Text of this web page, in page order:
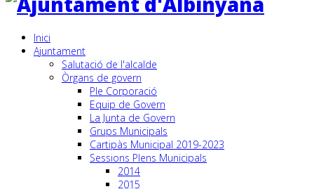
Inici
Ajuntament
Salutació de l'alcalde
Òrgans de govern
Ple Corporació
Equip de Govern
La Junta de Govern
Grups Municipals
Cartipàs Municipal 2019-2023
Sessions Plens Municipals
2014
2015